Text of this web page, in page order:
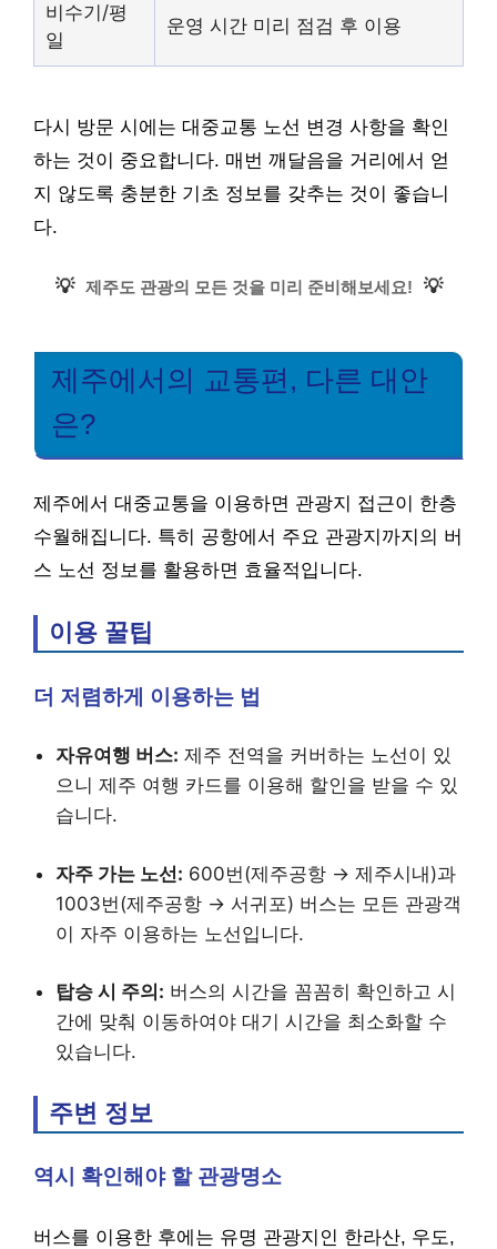
비수기/평
일
운영 시간 미리 점검 후 이용
다시 방문 시에는 대중교통 노선 변경 사항을 확인
하는 것이 중요합니다. 매번 깨달음을 거리에서 얻
지 않도록 충분한 기초 정보를 갖추는 것이 좋습니
다.
💡 제주도 관광의 모든 것을 미리 준비해보세요! 💡
제주에서의 교통편, 다른 대안
은?
제주에서 대중교통을 이용하면 관광지 접근이 한층
수월해집니다. 특히 공항에서 주요 관광지까지의 버
스 노선 정보를 활용하면 효율적입니다.
이용 꿀팁
더 저렴하게 이용하는 법
자유여행 버스: 제주 전역을 커버하는 노선이 있
으니 제주 여행 카드를 이용해 할인을 받을 수 있
습니다.
자주 가는 노선: 600번(제주공항 → 제주시내)과
1003번(제주공항 → 서귀포) 버스는 모든 관광객
이 자주 이용하는 노선입니다.
탑승 시 주의: 버스의 시간을 꼼꼼히 확인하고 시
간에 맞춰 이동하여야 대기 시간을 최소화할 수
있습니다.
주변 정보
역시 확인해야 할 관광명소
버스를 이용한 후에는 유명 관광지인 한라산, 우도,